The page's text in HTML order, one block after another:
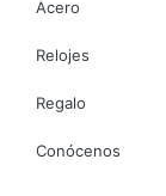
Acero
Relojes
Regalo
Conócenos